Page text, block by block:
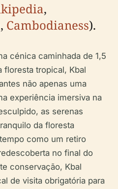
,
, Cambodianess).
cénica caminhada de 1,5
floresta tropical, Kbal
não apenas uma
experiência imersiva na
as serenas
da floresta
como um retiro
no final do
conservação, Kbal
de visita obrigatória para